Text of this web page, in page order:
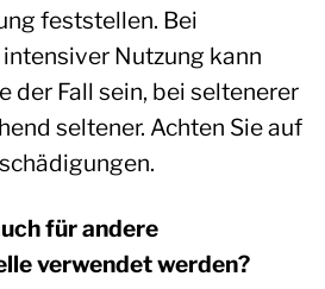
feststellen. Bei
Nutzung kann
der Fall sein, bei seltenerer
seltener. Achten Sie auf
für andere
verwendet werden?